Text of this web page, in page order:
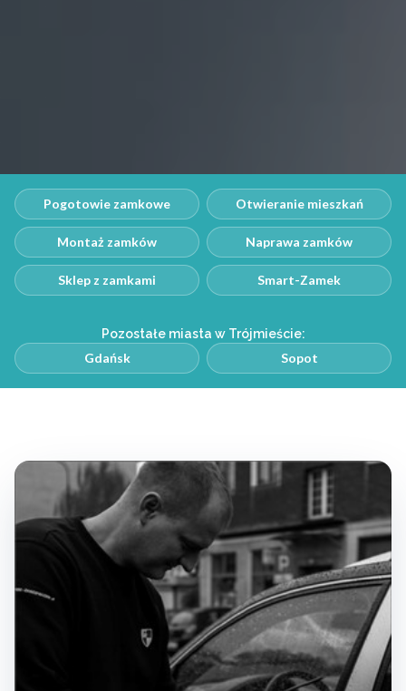
Pogotowie zamkowe Otwieranie mieszkań
Montaż zamków Naprawa zamków
Sklep z zamkami Smart-Zamek
Pozostałe miasta w Trójmieście:
Gdańsk Sopot